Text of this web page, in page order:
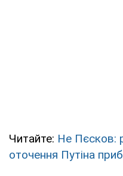
Читайте: Не Пєсков:
оточення Путіна